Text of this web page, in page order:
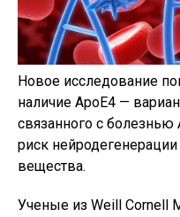
Новое исследование
наличие ApoE4 —
связанного с
риск
вещества.
Ученые из Weill Cornell